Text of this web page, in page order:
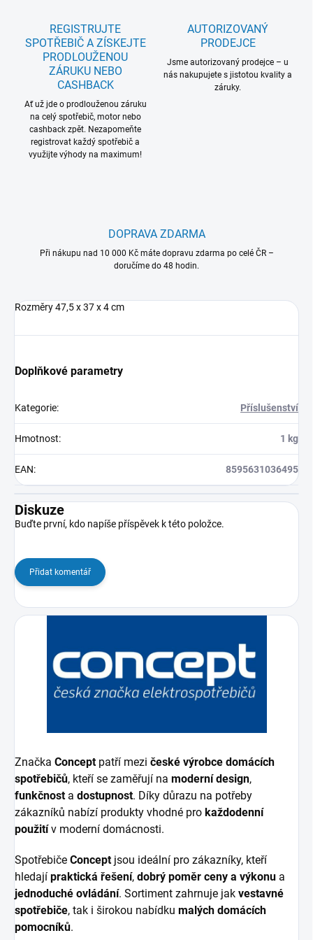
REGISTRUJTE
SPOTŘEBIČ A ZÍSKEJTE
PRODLOUŽENOU
ZÁRUKU NEBO
CASHBACK
Ať už jde o prodlouženou záruku
na celý spotřebič, motor nebo
cashback zpět. Nezapomeňte
registrovat každý spotřebič a
využijte výhody na maximum!
AUTORIZOVANÝ
PRODEJCE
Jsme autorizovaný prodejce – u
nás nakupujete s jistotou kvality a
záruky.
DOPRAVA ZDARMA
Při nákupu nad 10 000 Kč máte dopravu zdarma po celé ČR –
doručíme do 48 hodin.
Rozměry 47,5 x 37 x 4 cm
Doplňkové parametry
Kategorie: Příslušenství
Hmotnost: 1 kg
EAN: 8595631036495
Diskuze
Buďte první, kdo napíše příspěvek k této položce.
Přidat komentář
Značka Conceptpatří mezi české výrobce domácích
spotřebičů, kteří se zaměřují na moderní design,
funkčnosta dostupnost. Díky důrazu na potřeby
zákazníků nabízí produkty vhodné pro každodenní
použitív moderní domácnosti.
Spotřebiče Conceptjsou ideální pro zákazníky, kteří
hledají praktická řešení, dobrý poměr ceny a výkonu a
jednoduché ovládání. Sortiment zahrnuje jak vestavné
spotřebiče, tak i širokou nabídku malých domácích
pomocníků.